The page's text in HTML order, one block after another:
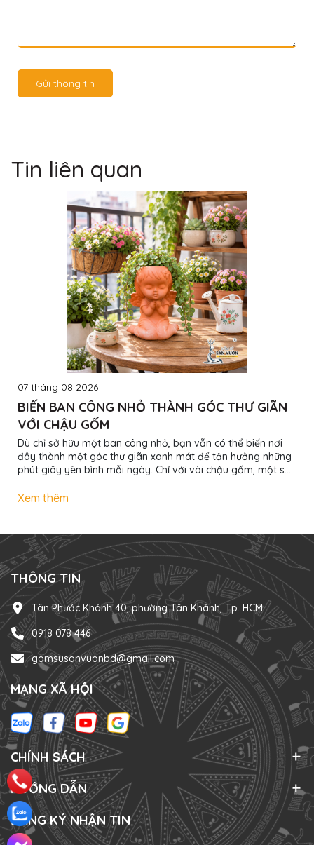
Gửi thông tin
Tin liên quan
07 tháng 08 2026
BIẾN BAN CÔNG NHỎ THÀNH GÓC THƯ GIÃN
VỚI CHẬU GỐM
Dù chỉ sở hữu một ban công nhỏ, bạn vẫn có thể biến nơi
đây thành một góc thư giãn xanh mát để tận hưởng những
phút giây yên bình mỗi ngày. Chỉ với vài chậu gốm, một số
thành không gian lý tưởng để đọc sách, thưởng trà hoặc
ưu tiên các mẫu chậu có kích thước vừa phải hoặc kết...
Xem thêm
THÔNG TIN
Tân Phước Khánh 40, phường Tân Khánh, Tp. HCM
0918 078 446
gomsusanvuonbd@gmail.com
MẠNG XÃ HỘI
CHÍNH SÁCH
HƯỚNG DẪN
ĐĂNG KÝ NHẬN TIN